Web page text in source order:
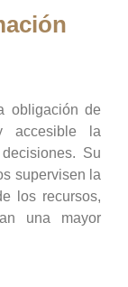
obligación de
accesible la
Su
supervisen la
los recursos,
una mayor